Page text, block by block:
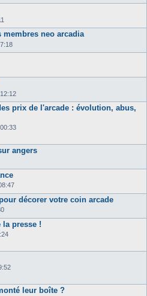
neo arcadia
prix de l'arcade : évolution, abus,
angers
décorer votre coin arcade
la presse !
leur boîte ?